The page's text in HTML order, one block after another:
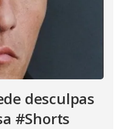
desculpas
#Shorts